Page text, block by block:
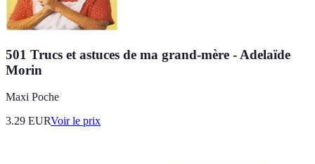
501 Trucs et astuces de ma grand-mère - Adelaïde
Morin
Maxi Poche
3.29 EURVoir le prix